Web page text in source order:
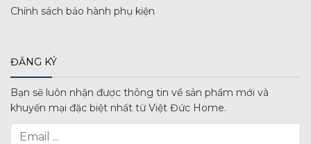
Chính sách bảo hành phụ kiện
ĐĂNG KÝ
Bạn sẽ luôn nhận được thông tin về sản phẩm mới và
khuyến mại đặc biệt nhất từ Việt Đức Home.